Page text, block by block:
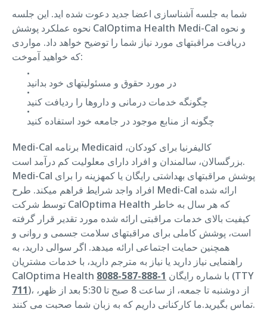
شما به جلسه آشناسازی اعضا جدید دعوت شده اید. این جلسه
نحوه عملکرد پوشش CalOptima Health Medi-Cal و نحوه
دریافت مراقبتهای مورد نیاز شما را توضیح خواهد داد. مواردی
که خواهید آموخت:
در مورد حقوق و مسئولیتهای خود بدانید
چگونگه خدمات درمانی و داروها را ردیافت کنید
چگونه از منابع موجود در جامعه خود استفاده کنید
Medi-Cal برنامه Medicaid کالیفرنیا برای کودکان،
بزرگسالان، سالمندان و افراد دارای معلولیت کم درآمد است.
Medi-Cal پوشش مراقبتهای بهداشتی رایگان یا کمهزینه را برای
افراد واجد شرایط فراهم میکند. طرح Medi-Cal ارائه شده
توسط شرکت CalOptima Health که هر سال به خاطر
کیفیت بالای خدمات مراقبتی ارائه شده مورد تقدیر قرار گرفته
است، پوشش کاملی برای مراقبتهای سلامت جسمی و روانی و
همچنین حمایت اجتماعی ارائه میدهد. اگر سوالی دارید، به
راهنمایی نیاز دارید یا نیاز به مترجم دارید، با خدمات مشتریان
CalOptima Health با شماره رایگان 1-888-587-8088
(TTY
711)، از دوشنبه تا جمعه، از ساعت 8 صبح تا 5:30 بعد از ظهر،
تماس بگیرید.ما کارکنانی داریم که به زبان شما صحبت می کنند.